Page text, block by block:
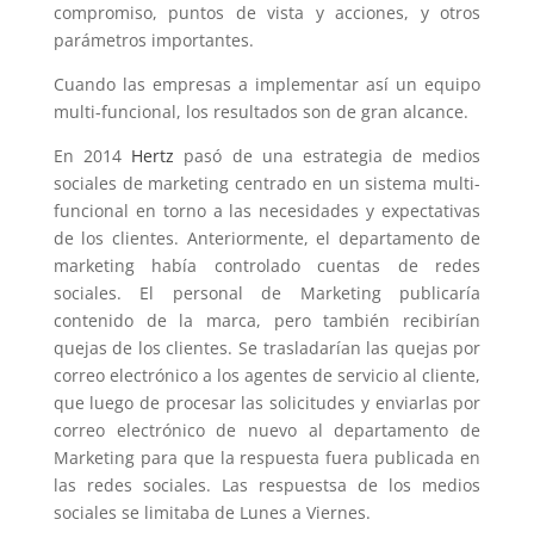
compromiso, puntos de vista y acciones, y otros
parámetros importantes.
Cuando las empresas a implementar así un equipo
multi-funcional, los resultados son de gran alcance.
En 2014 Hertz pasó de una estrategia de medios
sociales de marketing centrado en un sistema multi-
funcional en torno a las necesidades y expectativas
de los clientes. Anteriormente, el departamento de
marketing había controlado cuentas de redes
sociales. El personal de Marketing publicaría
contenido de la marca, pero también recibirían
quejas de los clientes. Se trasladarían las quejas por
correo electrónico a los agentes de servicio al cliente,
que luego de procesar las solicitudes y enviarlas por
correo electrónico de nuevo al departamento de
Marketing para que la respuesta fuera publicada en
las redes sociales. Las respuestsa de los medios
sociales se limitaba de Lunes a Viernes.